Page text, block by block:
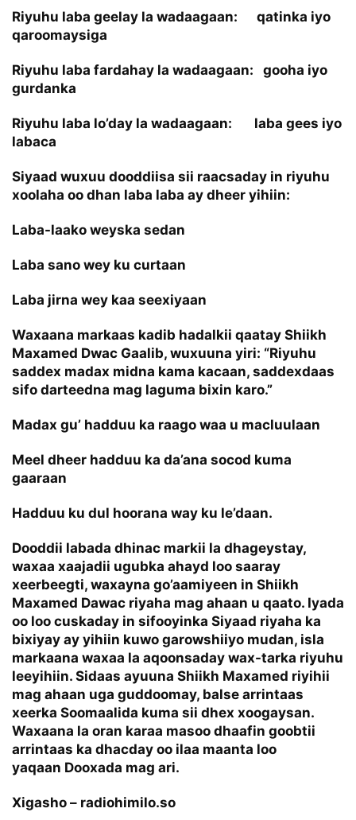
Riyuhu laba geelay la wadaagaan: qatinka iyo
qaroomaysiga
Riyuhu laba fardahay la wadaagaan: gooha iyo
gurdanka
Riyuhu laba lo’day la wadaagaan: laba gees iyo
labaca
Siyaad wuxuu dooddiisa sii raacsaday in riyuhu
xoolaha oo dhan laba laba ay dheer yihiin:
Laba-laako weyska sedan
Laba sano wey ku curtaan
Laba jirna wey kaa seexiyaan
Waxaana markaas kadib hadalkii qaatay Shiikh
Maxamed Dwac Gaalib, wuxuuna yiri: “Riyuhu
saddex madax midna kama kacaan, saddexdaas
sifo darteedna mag laguma bixin karo.”
Madax gu’ hadduu ka raago waa u macluulaan
Meel dheer hadduu ka da’ana socod kuma
gaaraan
Hadduu ku dul hoorana way ku le’daan.
Dooddii labada dhinac markii la dhageystay,
waxaa xaajadii ugubka ahayd loo saaray
xeerbeegti, waxayna go’aamiyeen in Shiikh
Maxamed Dawac riyaha mag ahaan u qaato. Iyada
oo loo cuskaday in sifooyinka Siyaad riyaha ka
bixiyay ay yihiin kuwo garowshiiyo mudan, isla
markaana waxaa la aqoonsaday wax-tarka riyuhu
leeyihiin. Sidaas ayuuna Shiikh Maxamed riyihii
mag ahaan uga guddoomay, balse arrintaas
xeerka Soomaalida kuma sii dhex xoogaysan.
Waxaana la oran karaa masoo dhaafin goobtii
arrintaas ka dhacday oo ilaa maanta loo
yaqaan Dooxada mag ari.
Xigasho – radiohimilo.so